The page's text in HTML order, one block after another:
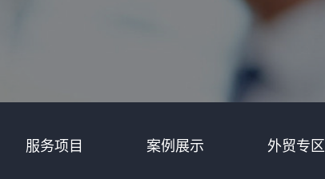
服务项目 案例展示 外贸专区